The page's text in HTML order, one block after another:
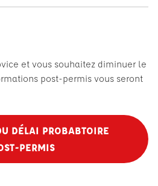
et vous souhaitez diminuer le
post-permis vous seront
DÉLAI PROBABTOIRE
PERMIS